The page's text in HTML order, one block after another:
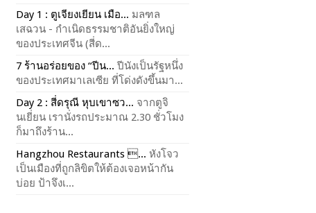
Day 1 : ตูเจียงเยียน เมือ... มลฑล
เสฉวน - กำเนิดธรรมชาติอันยิ่งใหญ่
ของประเทศจีน (สี่ด...
7 ร้านอร่อยของ “ปีน... ปีนังเป็นรัฐหนึ่ง
ของประเทศมาเลเซีย ที่โด่งดังขึ้นมา...
Day 2 : สี่ดรุณี หุบเขาซว... จากตูจิ
นเยี่ยน เรานั่งรถประมาณ 2.30 ชั่วโมง
ก็มาถึงร้าน...
Hangzhou Restaurants ... หังโจว
เป็นเมืองที่ถูกลิขิตให้ต้องเจอหน้ากัน
บ่อย ป้าจึงเ...